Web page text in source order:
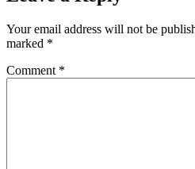
Your email address will not be
marked *
Comment *